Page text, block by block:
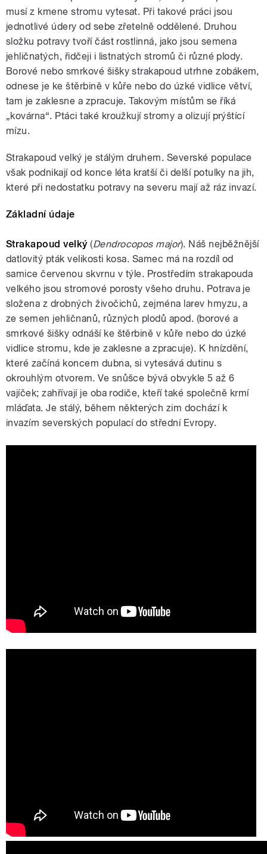
musí z kmene stromu vytesat. Při takové práci jsou
jednotlivé údery od sebe zřetelně oddělené. Druhou
složku potravy tvoří část rostlinná, jako jsou semena
jehličnatých, řidčeji i listnatých stromů či různé plody.
Borové nebo smrkové šišky strakapoud utrhne zobákem,
odnese je ke štěrbině v kůře nebo do úzké vidlice větví,
tam je zaklesne a zpracuje. Takovým místům se říká
„kovárna“. Ptáci také kroužkují stromy a olizují prýštící
mízu.
Strakapoud velký je stálým druhem. Severské populace
však podnikají od konce léta kratší či delší potulky na jih,
které při nedostatku potravy na severu mají až ráz invazí.
Základní údaje
Strakapoud velký(Dendrocopos major). Náš nejběžnější
datlovitý pták velikosti kosa. Samec má na rozdíl od
samice červenou skvrnu v týle. Prostředím strakapouda
velkého jsou stromové porosty všeho druhu. Potrava je
složena z drobných živočichů, zejména larev hmyzu, a
ze semen jehličnanů, různých plodů apod. (borové a
smrkové šišky odnáší ke štěrbině v kůře nebo do úzké
vidlice stromu, kde je zaklesne a zpracuje). K hnízdění,
které začíná koncem dubna, si vytesává dutinu s
okrouhlým otvorem. Ve snůšce bývá obvykle 5 až 6
vajíček; zahřívají je oba rodiče, kteří také společně krmí
mláďata. Je stálý, během některých zim dochází k
invazím severských populací do střední Evropy.